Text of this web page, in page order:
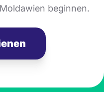
beginnen.